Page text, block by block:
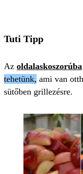
Tuti Tipp
Az oldalaskoszorúba
tehetünk, ami van
sütőben grillezésre.